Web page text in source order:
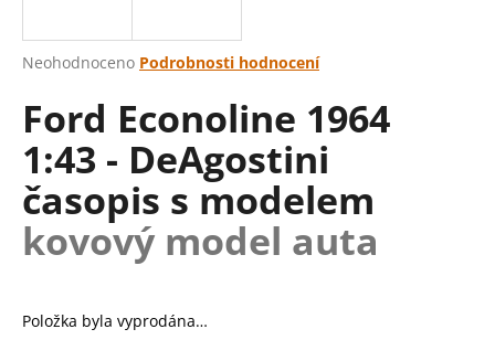
Průměrné
produktu
je
0,0
5
hvězdiček.
Neohodnoceno Podrobnosti hodnocení
Ford Econoline 1964
1:43 - DeAgostini
časopis s modelem
kovový model auta
Položka byla vyprodána…
j
t
?
HLEDAT